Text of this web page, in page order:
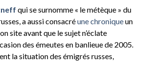
qui se surnomme « le métèque » du
a aussi consacréune chroniqueun
site avant que le sujet n’éclate
des émeutes en banlieue de 2005.
la situation des émigrés russes,